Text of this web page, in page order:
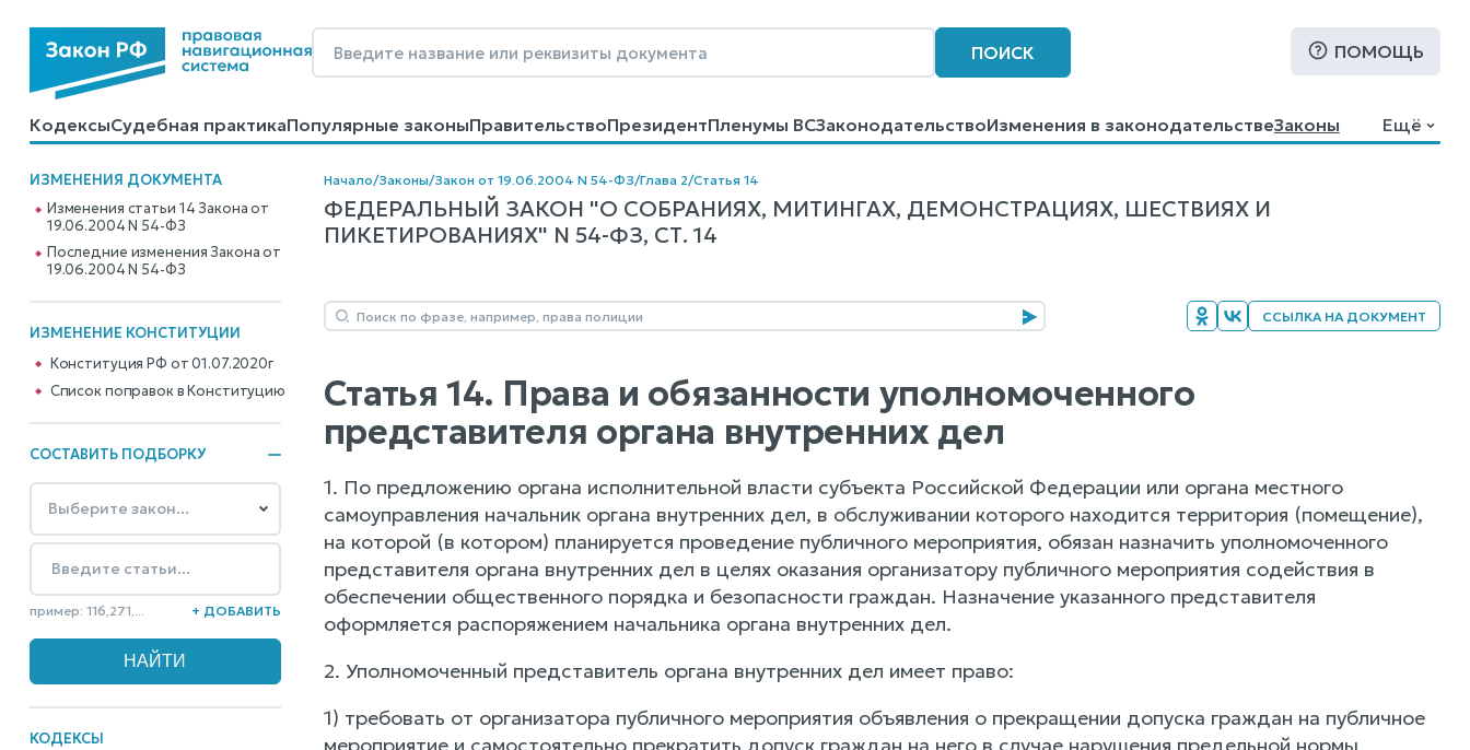
ПОИСК ПОМОЩЬ
КодексыСудебная практикаПопулярные законыПравительствоПрезидентПленумы ВСЗаконодательствоИзменения в законодательствеЗаконы
КалькуляторыСправочные материалыОбразцы договоровКонтактыПомощьПоиск
Ещё
ИЗМЕНЕНИЯ ДОКУМЕНТА
Изменения статьи 14 Закона от
19.06.2004 N 54-ФЗ
Последние изменения Закона от
19.06.2004 N 54-ФЗ
ИЗМЕНЕНИЕ КОНСТИТУЦИИ
Конституция РФ от 01.07.2020г
Cписок поправок в Конституцию
СОСТАВИТЬ ПОДБОРКУ
пример: 116,271,... + ДОБАВИТЬ
КОДЕКСЫ
Начало/Законы/Закон от 19.06.2004 N 54-ФЗ/Глава 2/Статья 14
ФЕДЕРАЛЬНЫЙ ЗАКОН "О СОБРАНИЯХ, МИТИНГАХ, ДЕМОНСТРАЦИЯХ, ШЕСТВИЯХ И
ПИКЕТИРОВАНИЯХ" N 54-ФЗ, СТ. 14
ССЫЛКА НА ДОКУМЕНТ
Статья 14. Права и обязанности уполномоченного
представителя органа внутренних дел
1. По предложению органа исполнительной власти субъекта Российской Федерации или органа местного
самоуправления начальник органа внутренних дел, в обслуживании которого находится территория (помещение),
на которой (в котором) планируется проведение публичного мероприятия, обязан назначить уполномоченного
представителя органа внутренних дел в целях оказания организатору публичного мероприятия содействия в
обеспечении общественного порядка и безопасности граждан. Назначение указанного представителя
оформляется распоряжением начальника органа внутренних дел.
2. Уполномоченный представитель органа внутренних дел имеет право:
1) требовать от организатора публичного мероприятия объявления о прекращении допуска граждан на публичное